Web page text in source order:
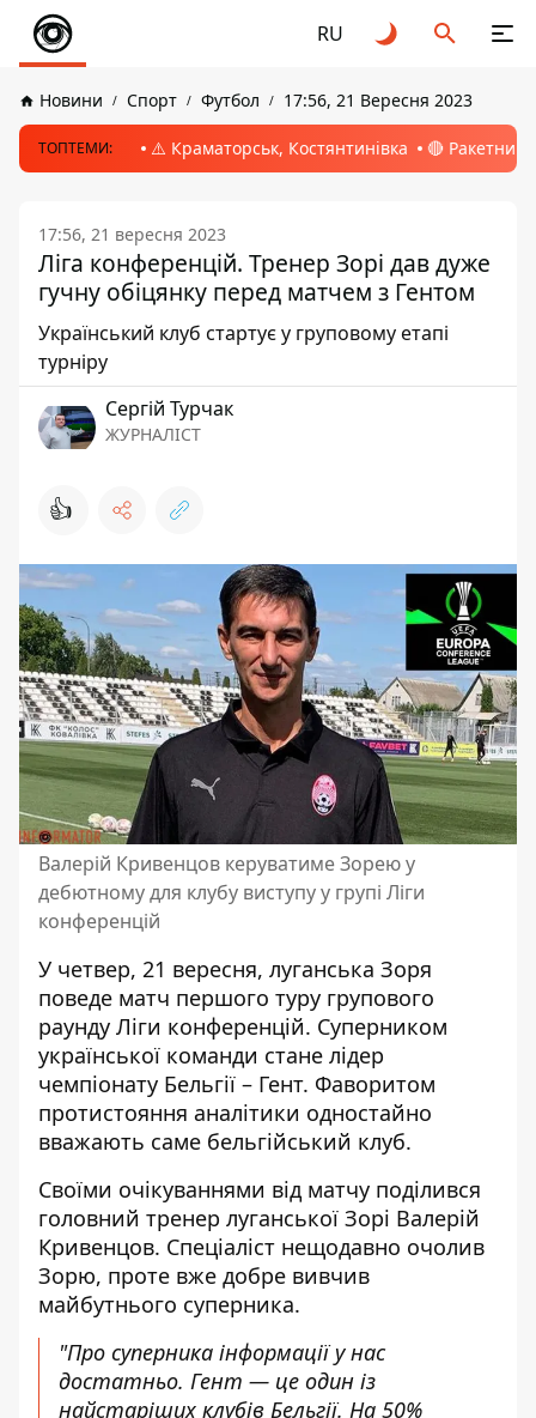
RU
Новини Спорт Футбол 17:56, 21 Вересня 2023
ТОПТЕМИ: ⚠️ Краматорськ, Костянтинівка 🔴 Ракетний
17:56, 21 вересня 2023
Ліга конференцій. Тренер Зорі дав дуже
гучну обіцянку перед матчем з Гентом
Український клуб стартує у груповому етапі
турніру
Сергій Турчак
ЖУРНАЛІСТ
👍
Валерій Кривенцов керуватиме Зорею у
дебютному для клубу виступу у групі Ліги
конференцій
У четвер, 21 вересня, луганська Зоря
поведе матч першого туру групового
раунду Ліги конференцій. Суперником
української команди стане лідер
чемпіонату Бельгії – Гент. Фаворитом
протистояння аналітики одностайно
вважають саме бельгійський клуб.
Своїми очікуваннями від матчу поділився
головний тренер луганської Зорі Валерій
Кривенцов. Спеціаліст нещодавно очолив
Зорю, проте вже добре вивчив
майбутнього суперника.
"Про суперника інформації у нас
достатньо. Гент — це один із
найстаріших клубів Бельгії. На 50%